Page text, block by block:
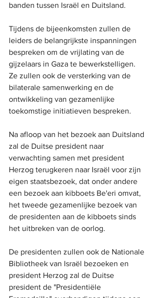
banden tussen Israël en Duitsland.
Tijdens de bijeenkomsten zullen de
leiders de belangrijkste inspanningen
bespreken om de vrijlating van de
gijzelaars in Gaza te bewerkstelligen.
Ze zullen ook de versterking van de
bilaterale samenwerking en de
ontwikkeling van gezamenlijke
toekomstige initiatieven bespreken.
Na afloop van het bezoek aan Duitsland
zal de Duitse president naar
verwachting samen met president
Herzog terugkeren naar Israël voor zijn
eigen staatsbezoek, dat onder andere
een bezoek aan kibboets Be'eri omvat,
het tweede gezamenlijke bezoek van
de presidenten aan de kibboets sinds
het uitbreken van de oorlog.
De presidenten zullen ook de Nationale
Bibliotheek van Israël bezoeken en
president Herzog zal de Duitse
president de "Presidentiële